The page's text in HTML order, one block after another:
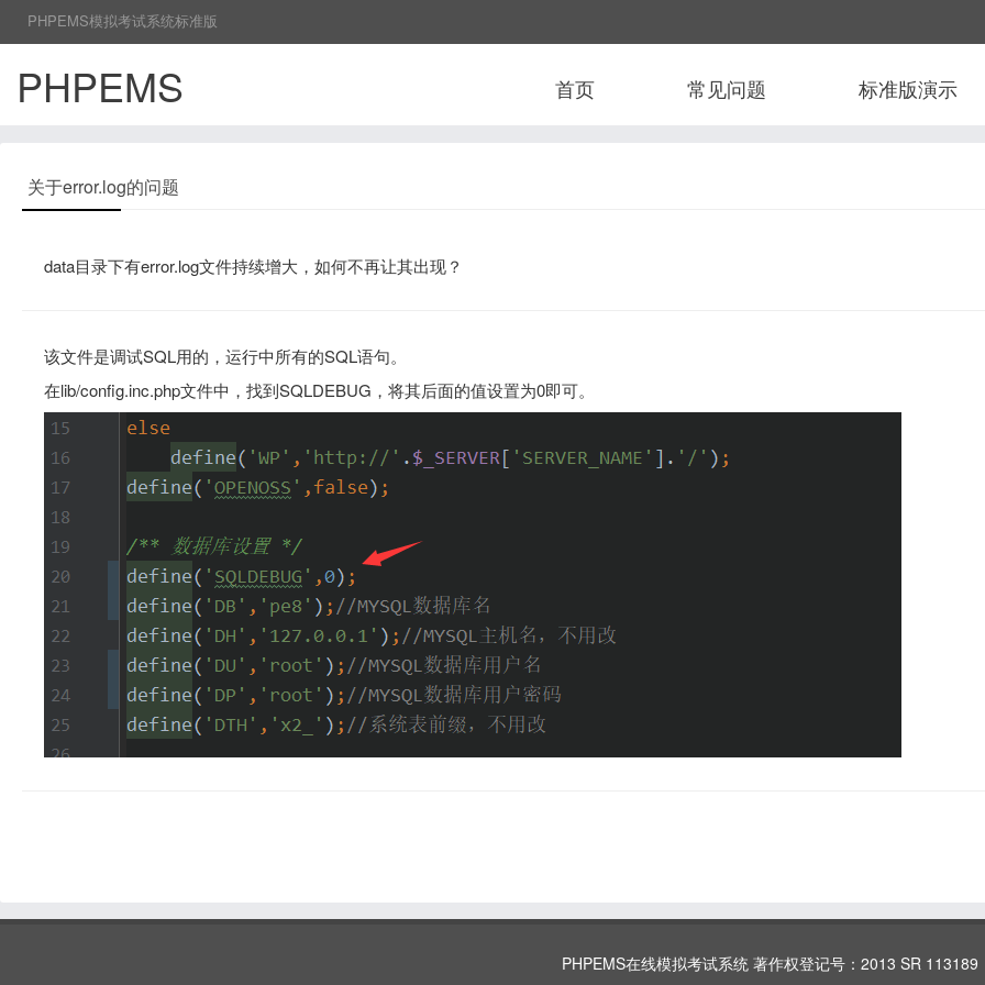
PHPEMS模拟考试系统标准版
PHPEMS 首页 常见问题 标准版演示
关于error.log的问题
data目录下有error.log文件持续增大，如何不再让其出现？
该文件是调试SQL用的，运行中所有的SQL语句。
在lib/config.inc.php文件中，找到SQLDEBUG，将其后面的值设置为0即可。
PHPEMS在线模拟考试系统 著作权登记号：2013 SR 113189